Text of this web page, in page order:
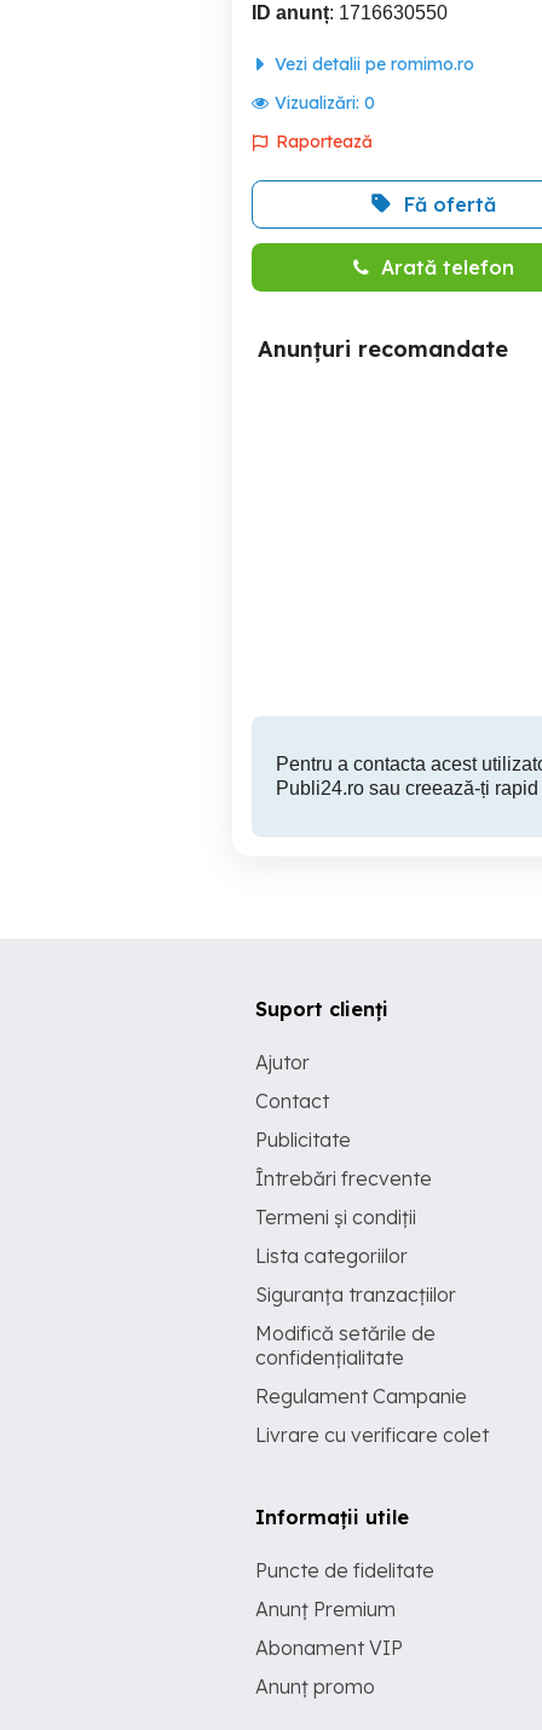
ID anunț: 1716630550
Vezi detalii pe romimo.ro
Vizualizări: 0
Raportează
Fă ofertă
Arată telefon
Anunțuri recomandate
Pentru a contacta acest
Publi24.ro sau creează-ți
Suport clienți
Ajutor
Contact
Publicitate
Întrebări frecvente
Termeni și condiții
Lista categoriilor
Siguranța tranzacțiilor
Modifică setările de
confidențialitate
Regulament Campanie
Livrare cu verificare colet
Informații utile
Puncte de fidelitate
Anunț Premium
Abonament VIP
Anunț promo